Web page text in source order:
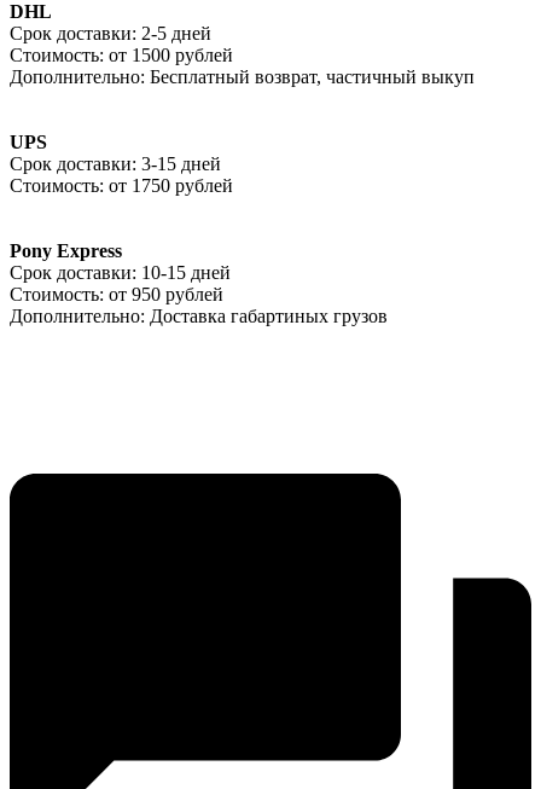
DHL
Срок доставки: 2-5 дней
Стоимость: от 1500 рублей
Дополнительно: Бесплатный возврат, частичный выкуп
UPS
Срок доставки: 3-15 дней
Стоимость: от 1750 рублей
Pony Express
Срок доставки: 10-15 дней
Стоимость: от 950 рублей
Дополнительно: Доставка габартиных грузов